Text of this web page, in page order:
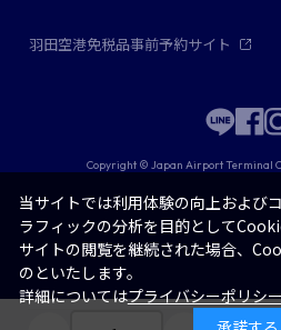
羽田空港免税品事前予約サイト
Copyright © Japan Airport Terminal
当サイトでは利用体験の向上および
ラフィックの分析を目的として
サイトの閲覧を継続された場合、
のといたします。
詳細についてはプライバシーポリシ